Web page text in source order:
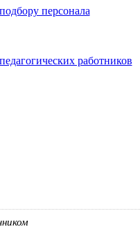
персонала
работников